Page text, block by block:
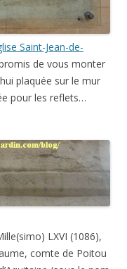
Saint-Jean-de-
de vous monter
plaquée sur le mur
pour les reflets…
LXVI (1086),
comte de Poitou